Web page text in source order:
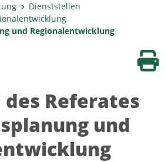
Dienststellen
und Regionalentwicklung
des Referates
und